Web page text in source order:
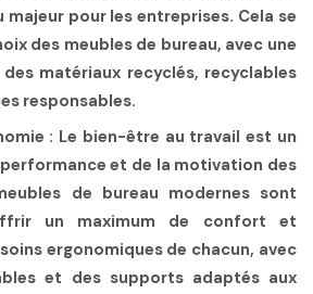
majeur pour les entreprises. Cela se
des meubles de bureau, avec une
matériaux recyclés, recyclables
responsables.
: Le bien-être au travail est un
et de la motivation des
de bureau modernes sont
un maximum de confort et
ergonomiques de chacun, avec
et des supports adaptés aux